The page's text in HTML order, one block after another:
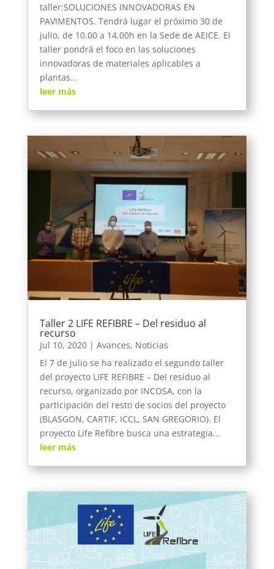
taller:SOLUCIONES INNOVADORAS EN
PAVIMENTOS. Tendrá lugar el próximo 30 de
julio, de 10.00 a 14.00h en la Sede de AEICE. El
taller pondrá el foco en las soluciones
innovadoras de materiales aplicables a
plantas...
leer más
Taller 2 LIFE REFIBRE – Del residuo al
recurso
Jul 10, 2020| Avances, Noticias
El 7 de julio se ha realizado el segundo taller
del proyecto LIFE REFIBRE – Del residuo al
recurso, organizado por INCOSA, con la
participación del resto de socios del proyecto
(BLASGON, CARTIF, ICCL, SAN GREGORIO). El
proyecto Life Refibre busca una estrategia...
leer más